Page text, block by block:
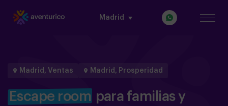
Madrid
Madrid, Ventas Madrid, Prosperidad
Escape room para familias y